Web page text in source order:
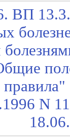
ВП
N